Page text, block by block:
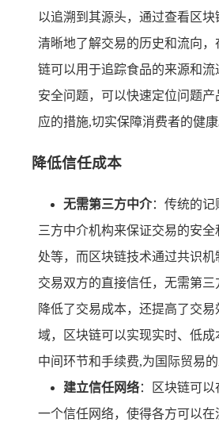
以追溯到其源头，通过查看区
清晰地了解交易的历史和流向
链可以用于追踪食品的来源和
安全问题，可以快速定位问题
应的措施,切实保障消费者的健康
降低信任成本
无需第三方中介：传统的记
三方中介机构来保证交易的安
处等，而区块链技术通过共识
交易双方的直接信任，无需第
降低了交易成本，还提高了交
域，区块链可以实现实时、低
中间环节和手续费,为国际贸易
建立信任网络：区块链可
一个信任网络，使得各方可以